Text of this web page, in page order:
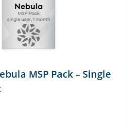
MSP Pack – Single